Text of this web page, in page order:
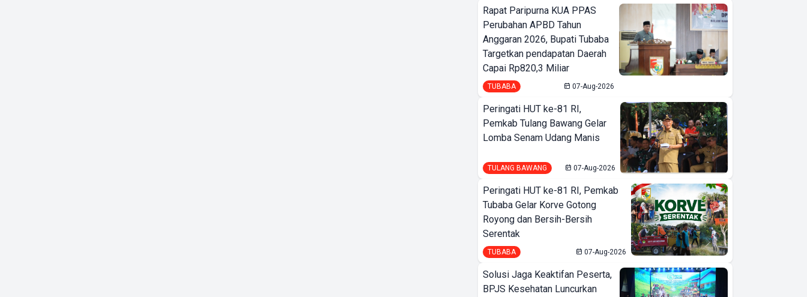
Rapat Paripurna KUA PPAS
Perubahan APBD Tahun
Anggaran 2026, Bupati Tubaba
Targetkan pendapatan Daerah
Capai Rp820,3 Miliar
TUBABA 07-Aug-2026
Peringati HUT ke-81 RI,
Pemkab Tulang Bawang Gelar
Lomba Senam Udang Manis
TULANG BAWANG 07-Aug-2026
Peringati HUT ke-81 RI, Pemkab
Tubaba Gelar Korve Gotong
Royong dan Bersih-Bersih
Serentak
TUBABA 07-Aug-2026
Solusi Jaga Keaktifan Peserta,
BPJS Kesehatan Luncurkan